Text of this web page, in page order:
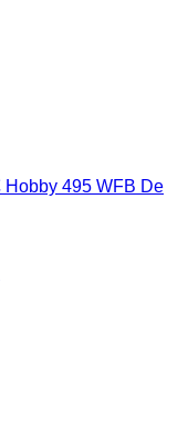
Hobby 495 WFB De